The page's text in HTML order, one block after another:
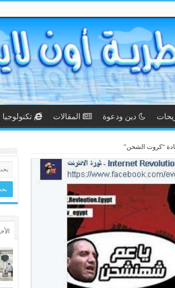
دين ودعوة المقالات تكنولوجيا
“كروت الشحن”